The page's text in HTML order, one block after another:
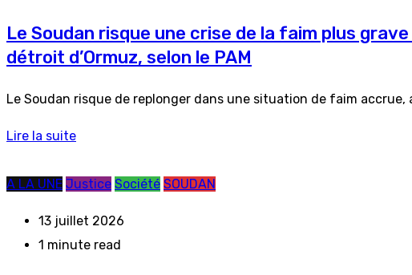
Le Soudan risque une crise de la faim plus
détroit d’Ormuz, selon le PAM
Le Soudan risque de replonger dans une situation de faim
Lire la suite
A LA UNE Justice Société SOUDAN
13 juillet 2026
1 minute read